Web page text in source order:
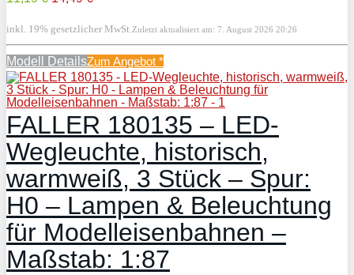
inkl. 19% gesetzlicher MwSt.Zuletzt aktualisiert am: 7. August 2026 20:26
Modell DetailsZum Angebot *
FALLER 180135 – LED-
Wegleuchte, historisch,
warmweiß, 3 Stück – Spur:
H0 – Lampen & Beleuchtung
für Modelleisenbahnen –
Maßstab: 1:87